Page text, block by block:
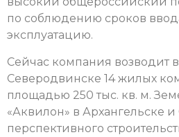
по соблюдению сроков
эксплуатацию.
Сейчас компания возводит
Северодвинске 14 жилых
площадью 250 тыс. кв. м.
«Аквилон» в Архангельске
перспективного